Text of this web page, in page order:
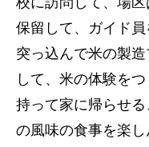
保留して、ガイド
突っ込んで米の製
して、米の体験を
持って家に帰らせ
の風味の食事を楽